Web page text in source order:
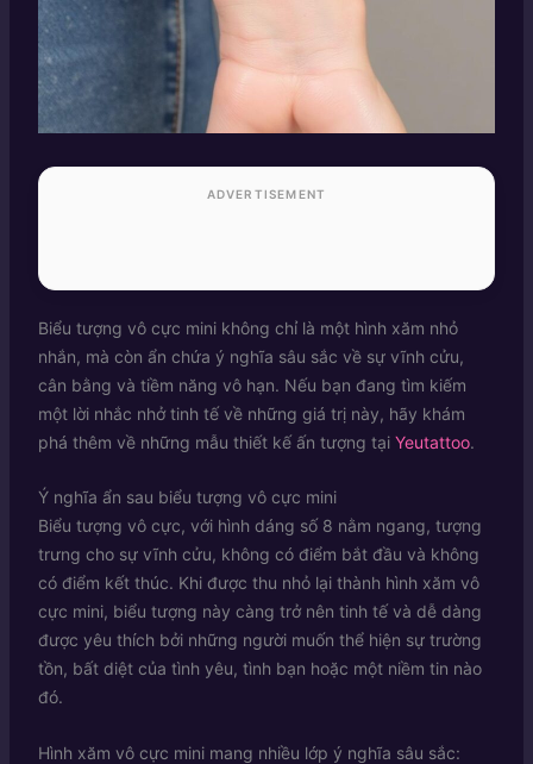
ADVERTISEMENT
Biểu tượng vô cực mini không chỉ là một hình xăm nhỏ
nhắn, mà còn ẩn chứa ý nghĩa sâu sắc về sự vĩnh cửu,
cân bằng và tiềm năng vô hạn. Nếu bạn đang tìm kiếm
một lời nhắc nhở tinh tế về những giá trị này, hãy khám
phá thêm về những mẫu thiết kế ấn tượng tại Yeutattoo.
Ý nghĩa ẩn sau biểu tượng vô cực mini
Biểu tượng vô cực, với hình dáng số 8 nằm ngang, tượng
trưng cho sự vĩnh cửu, không có điểm bắt đầu và không
có điểm kết thúc. Khi được thu nhỏ lại thành hình xăm vô
cực mini, biểu tượng này càng trở nên tinh tế và dễ dàng
được yêu thích bởi những người muốn thể hiện sự trường
tồn, bất diệt của tình yêu, tình bạn hoặc một niềm tin nào
đó.
Hình xăm vô cực mini mang nhiều lớp ý nghĩa sâu sắc: